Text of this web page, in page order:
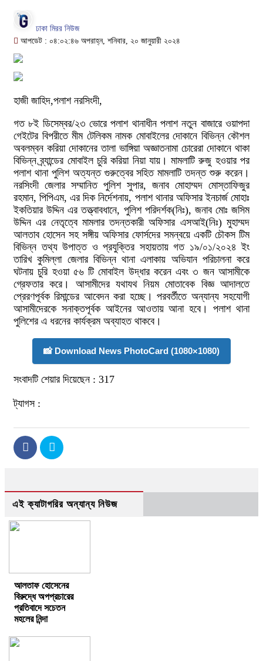
ঢাকা মিরর নিউজ
আপডেট : ০৪:০২:৪৬ অপরাহ্ন, শনিবার, ২০ জানুয়ারী ২০২৪
হাজী জাহিদ,পলাশ নরসিংদী,
গত ৮ই ডিসেম্বর/২৩ ভোরে পলাশ থানাধীন পলাশ নতুন বাজারে ওয়াপদা
গেইটের বিপরীতে মীম টেলিকম নামক মোবাইলের দোকানে বিভিন্ন কৌশল
অবলম্বন করিয়া দোকানের তালা ভাঙ্গিয়া অজ্ঞাতনামা চোরেরা দোকানে থাকা
বিভিন্ন ব্র্যান্ডের মোবাইল চুরি করিয়া নিয়া যায়। মামলাটি রুজু হওয়ার পর
পলাশ থানা পুলিশ অত্যন্ত গুরুত্বের সহিত মামলাটি তদন্ত শুরু করেন।
নরসিংদী জেলার সম্মানিত পুলিশ সুপার, জনাব মোহাম্মদ মোস্তাফিজুর
রহমান, পিপিএম, এর দিক নির্দেশনায়, পলাশ থানার অফিসার ইনচার্জ মোহাঃ
ইকতিয়ার উদ্দিন এর তত্ত্বাবধানে, পুলিশ পরিদর্শক(নিঃ), জনাব মোঃ জসিম
উদ্দিন এর নেতৃত্বে মামলার তদন্তকারী অফিসার এসআই(নিঃ) মুহাম্মদ
আলতাব হোসেন সহ সঙ্গীয় অফিসার ফোর্সদের সমন্বয়ে একটি চৌকস টিম
বিভিন্ন তথ্য উপাত্ত ও প্রযুক্তির সহায়তায় গত ১৯/০১/২০২৪ ইং
তারিখ কুমিল্লা জেলার বিভিন্ন থানা এলাকায় অভিযান পরিচালনা করে
ঘটনায় চুরি হওয়া ৫৬ টি মোবাইল উদ্ধার করেন এবং ৩ জন আসামীকে
গ্রেফতার করে। আসামীদের যথাযথ নিয়ম মোতাবেক বিজ্ঞ আদালতে
প্রেরণপূর্বক রিমান্ডের আবেদন করা হচ্ছে। পরবর্তীতে অন্যান্য সহযোগী
আসামীদেরকে সনাক্তপূর্বক আইনের আওতায় আনা হবে। পলাশ থানা
পুলিশের এ ধরনের কার্যক্রম অব্যাহত থাকবে।
📸 Download News PhotoCard (1080×1080)
সংবাদটি শেয়ার দিয়েছেন : 317
ট্যাগস :
এই ক্যাটাগরির অন্যান্য নিউজ
আলতাফ হোসেনের
বিরুদ্ধে অপপ্রচারের
প্রতিবাদে সচেতন
মহলের নিন্দা